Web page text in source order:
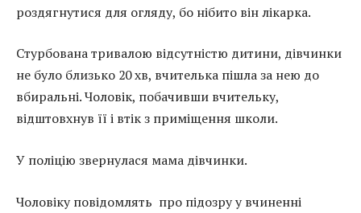
роздягнутися для огляду, бо нібито він лікарка.
Стурбована тривалою відсутністю дитини, дівчинки
не було близько 20 хв, вчителька пішла за нею до
вбиральні. Чоловік, побачивши вчительку,
відштовхнув її і втік з приміщення школи.
У поліцію звернулася мама дівчинки.
Чоловіку повідомлять про підозру у вчиненні